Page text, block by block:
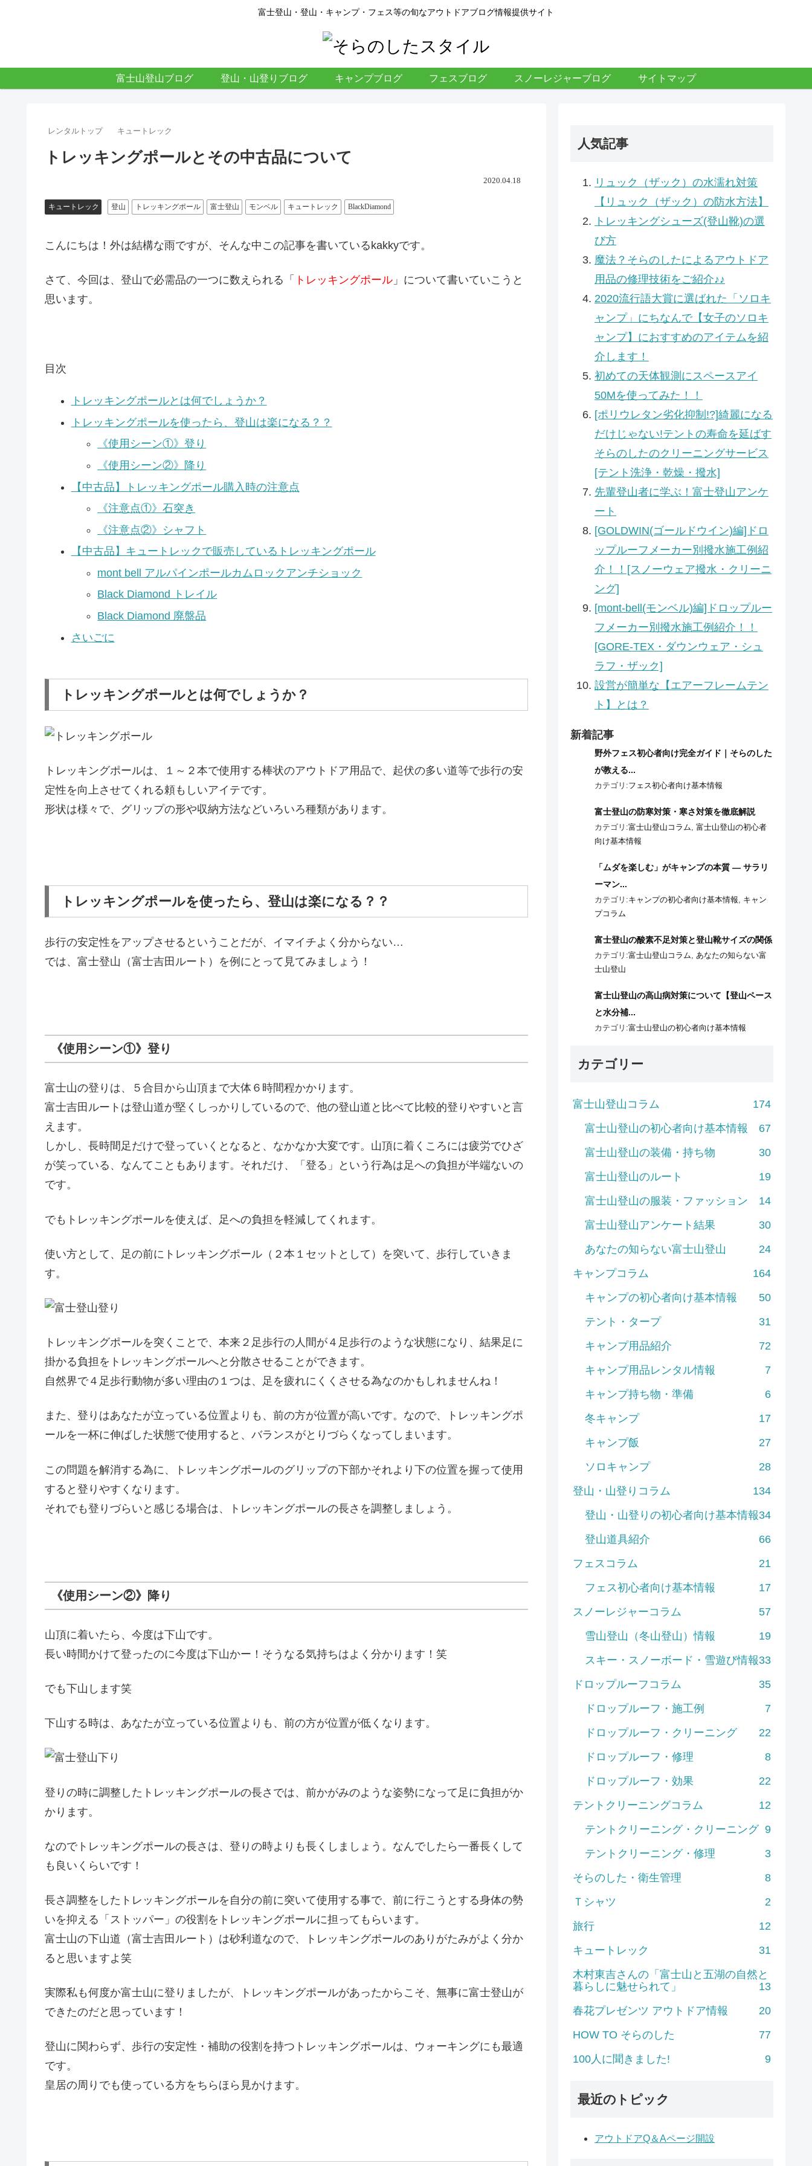
富士登山・登山・キャンプ・フェス等の旬なアウトドアブログ情報提供サイト
富士山登山ブログ 登山・山登りブログ キャンプブログ フェスブログ スノーレジャーブログ サイトマップ
レンタルトップ キュートレック
トレッキングポールとその中古品について
2020.04.18
キュートレック 登山 トレッキングポール 富士登山 モンベル キュートレック BlackDiamond
こんにちは！外は結構な雨ですが、そんな中この記事を書いているkakkyです。
さて、今回は、登山で必需品の一つに数えられる「 トレッキングポール 」について書いていこうと
思います。
目次
トレッキングポールとは何でしょうか？
トレッキングポールを使ったら、登山は楽になる？？
《使用シーン①》登り
《使用シーン②》降り
【中古品】トレッキングポール購入時の注意点
《注意点①》石突き
《注意点②》シャフト
【中古品】キュートレックで販売しているトレッキングポール
mont bell アルパインポールカムロックアンチショック
Black Diamond トレイル
Black Diamond 廃盤品
さいごに
トレッキングポールとは何でしょうか？
トレッキングポールは、１～２本で使用する棒状のアウトドア用品で、起伏の多い道等で歩行の安
定性を向上させてくれる頼もしいアイテです。
形状は様々で、グリップの形や収納方法などいろいろ種類があります。
トレッキングポールを使ったら、登山は楽になる？？
歩行の安定性をアップさせるということだが、イマイチよく分からない…
では、富士登山（富士吉田ルート）を例にとって見てみましょう！
《使用シーン①》登り
富士山の登りは、５合目から山頂まで大体６時間程かかります。
富士吉田ルートは登山道が堅くしっかりしているので、他の登山道と比べて比較的登りやすいと言
えます。
しかし、長時間足だけで登っていくとなると、なかなか大変です。山頂に着くころには疲労でひざ
が笑っている、なんてこともあります。それだけ、「登る」という行為は足への負担が半端ないの
です。
でもトレッキングポールを使えば、足への負担を軽減してくれます。
使い方として、足の前にトレッキングポール（２本１セットとして）を突いて、歩行していきま
す。
トレッキングポールを突くことで、本来２足歩行の人間が４足歩行のような状態になり、結果足に
掛かる負担をトレッキングポールへと分散させることができます。
自然界で４足歩行動物が多い理由の１つは、足を疲れにくくさせる為なのかもしれませんね！
また、登りはあなたが立っている位置よりも、前の方が位置が高いです。なので、トレッキングポ
ールを一杯に伸ばした状態で使用すると、バランスがとりづらくなってしまいます。
この問題を解消する為に、トレッキングポールのグリップの下部かそれより下の位置を握って使用
すると登りやすくなります。
それでも登りづらいと感じる場合は、トレッキングポールの長さを調整しましょう。
《使用シーン②》降り
山頂に着いたら、今度は下山です。
長い時間かけて登ったのに今度は下山かー！そうなる気持ちはよく分かります！笑
でも下山します笑
下山する時は、あなたが立っている位置よりも、前の方が位置が低くなります。
登りの時に調整したトレッキングポールの長さでは、前かがみのような姿勢になって足に負担がか
かります。
なのでトレッキングポールの長さは、登りの時よりも長くしましょう。なんでしたら一番長くして
も良いくらいです！
長さ調整をしたトレッキングポールを自分の前に突いて使用する事で、前に行こうとする身体の勢
いを抑える「ストッパー」の役割をトレッキングポールに担ってもらいます。
富士山の下山道（富士吉田ルート）は砂利道なので、トレッキングポールのありがたみがよく分か
ると思いますよ笑
実際私も何度か富士山に登りましたが、トレッキングポールがあったからこそ、無事に富士登山が
できたのだと思っています！
登山に関わらず、歩行の安定性・補助の役割を持つトレッキングポールは、ウォーキングにも最適
です。
皇居の周りでも使っている方をちらほら見かけます。
人気記事
リュック（ザック）の水濡れ対策
【リュック（ザック）の防水方法】
トレッキングシューズ(登山靴)の選
び方
魔法？そらのしたによるアウトドア
用品の修理技術をご紹介♪♪
2020流行語大賞に選ばれた「ソロキ
ャンプ」にちなんで【女子のソロキ
ャンプ】におすすめのアイテムを紹
介します！
初めての天体観測にスペースアイ
50Mを使ってみた！！
[ポリウレタン劣化抑制!?]綺麗になる
だけじゃない!テントの寿命を延ばす
そらのしたのクリーニングサービス
[テント洗浄・乾燥・撥水]
先輩登山者に学ぶ！富士登山アンケ
ート
[GOLDWIN(ゴールドウイン)編]ドロ
ップルーフメーカー別撥水施工例紹
介！！[スノーウェア撥水・クリーニ
ング]
[mont-bell(モンベル)編]ドロップルー
フメーカー別撥水施工例紹介！！
[GORE-TEX・ダウンウェア・シュ
ラフ・ザック]
設営が簡単な【エアーフレームテン
ト】とは？
新着記事
野外フェス初心者向け完全ガイド｜そらのした
が教える...
カテゴリ:フェス初心者向け基本情報
富士登山の防寒対策・寒さ対策を徹底解説
カテゴリ:富士山登山コラム 富士山登山の初心者
向け基本情報
「ムダを楽しむ」がキャンプの本質 ― サラリ
ーマン...
カテゴリ:キャンプの初心者向け基本情報
キャン
プコラム
富士登山の酸素不足対策と登山靴サイズの関係
カテゴリ:富士山登山コラム
あなたの知らない富
士山登山
富士山登山の高山病対策について【登山ペース
と水分補...
カテゴリ:富士山登山の初心者向け基本情報
カテゴリー
富士山登山コラム
174
富士山登山の初心者向け基本情報
67
富士山登山の装備・持ち物
30
富士山登山のルート
19
富士山登山の服装・ファッション
14
富士山登山アンケート結果
30
あなたの知らない富士山登山
24
キャンプコラム
164
キャンプの初心者向け基本情報
50
テント・タープ
31
キャンプ用品紹介
72
キャンプ用品レンタル情報
7
キャンプ持ち物・準備
6
冬キャンプ
17
キャンプ飯
27
ソロキャンプ
28
登山・山登りコラム
134
登山・山登りの初心者向け基本情報34
登山道具紹介
66
フェスコラム
21
フェス初心者向け基本情報
17
スノーレジャーコラム
57
雪山登山（冬山登山）情報
19
スキー・スノーボード・雪遊び情報33
ドロップルーフコラム
35
ドロップルーフ・施工例
7
ドロップルーフ・クリーニング
22
ドロップルーフ・修理
8
ドロップルーフ・効果
22
テントクリーニングコラム
12
テントクリーニング・クリーニング 9
テントクリーニング・修理
3
そらのした・衛生管理
8
Ｔシャツ
2
旅行
12
キュートレック
31
木村東吉さんの「富士山と五湖の自然と
暮らしに魅せられて」
13
春花プレゼンツ アウトドア情報
20
HOW TO そらのした
77
100人に聞きました!
9
最近のトピック
アウトドアQ＆Aページ開設